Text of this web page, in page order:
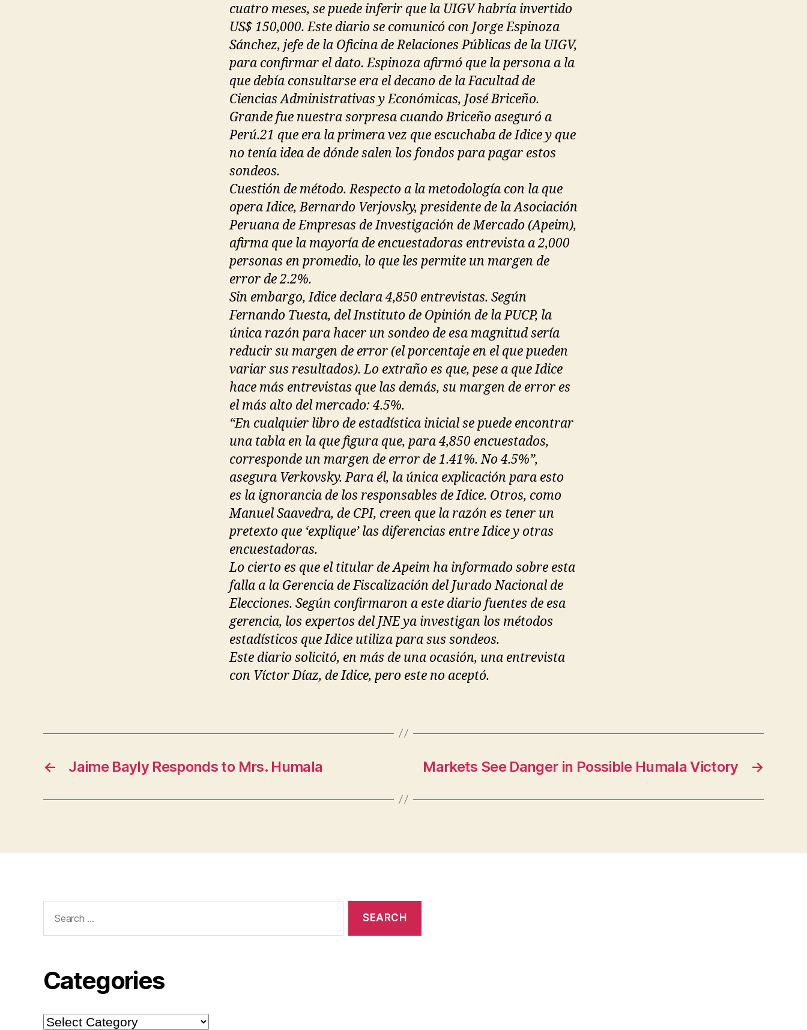
cuatro meses, se puede inferir que la UIGV habría invertido
US$ 150,000. Este diario se comunicó con Jorge Espinoza
Sánchez, jefe de la Oficina de Relaciones Públicas de la UIGV,
para confirmar el dato. Espinoza afirmó que la persona a la
que debía consultarse era el decano de la Facultad de
Ciencias Administrativas y Económicas, José Briceño.
Grande fue nuestra sorpresa cuando Briceño aseguró a
Perú.21 que era la primera vez que escuchaba de Idice y que
no tenía idea de dónde salen los fondos para pagar estos
sondeos.
Cuestión de método. Respecto a la metodología con la que
opera Idice, Bernardo Verjovsky, presidente de la Asociación
Peruana de Empresas de Investigación de Mercado (Apeim),
afirma que la mayoría de encuestadoras entrevista a 2,000
personas en promedio, lo que les permite un margen de
error de 2.2%.
Sin embargo, Idice declara 4,850 entrevistas. Según
Fernando Tuesta, del Instituto de Opinión de la PUCP, la
única razón para hacer un sondeo de esa magnitud sería
reducir su margen de error (el porcentaje en el que pueden
variar sus resultados). Lo extraño es que, pese a que Idice
hace más entrevistas que las demás, su margen de error es
el más alto del mercado: 4.5%.
“En cualquier libro de estadística inicial se puede encontrar
una tabla en la que figura que, para 4,850 encuestados,
corresponde un margen de error de 1.41%. No 4.5%”,
asegura Verkovsky. Para él, la única explicación para esto
es la ignorancia de los responsables de Idice. Otros, como
Manuel Saavedra, de CPI, creen que la razón es tener un
pretexto que ‘explique’ las diferencias entre Idice y otras
encuestadoras.
Lo cierto es que el titular de Apeim ha informado sobre esta
falla a la Gerencia de Fiscalización del Jurado Nacional de
Elecciones. Según confirmaron a este diario fuentes de esa
gerencia, los expertos del JNE ya investigan los métodos
estadísticos que Idice utiliza para sus sondeos.
Este diario solicitó, en más de una ocasión, una entrevista
con Víctor Díaz, de Idice, pero este no aceptó.
← Jaime Bayly Responds to Mrs. Humala →
Markets See Danger in Possible Humala Victory
for:
Categories
Categories